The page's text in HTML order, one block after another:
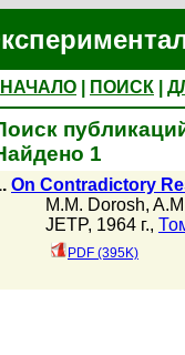
НАЧАЛО ПОИСК
1
On Contradictory
M.M. Dorosh,
JETP, 1964 г.,
PDF (395K)